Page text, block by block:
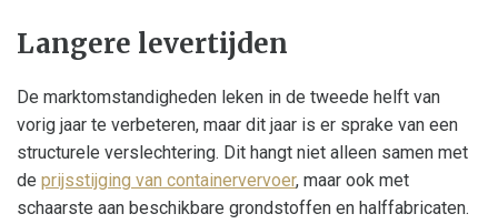
Langere levertijden
De marktomstandigheden leken in de tweede helft van
vorig jaar te verbeteren, maar dit jaar is er sprake van een
structurele verslechtering. Dit hangt niet alleen samen met
de prijsstijging van containervervoer, maar ook met
schaarste aan beschikbare grondstoffen en halffabricaten.